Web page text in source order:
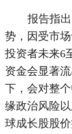
报告指
势，因受市
投资者未来6
资金会显著
下，会对整
缘政治风险
球成长股股